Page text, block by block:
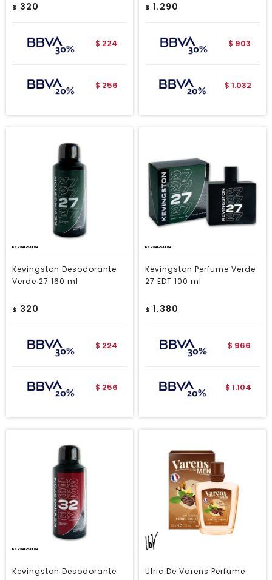
$ 320
$ 224
$ 256
$ 1.290
$ 903
$ 1.032
Kevingston Desodorante
Verde 27 160 ml
$ 320
$ 224
$ 256
Kevingston Perfume Verde
27 EDT 100 ml
$ 1.380
$ 966
$ 1.104
Kevingston Desodorante
Ulric De Varens Perfume